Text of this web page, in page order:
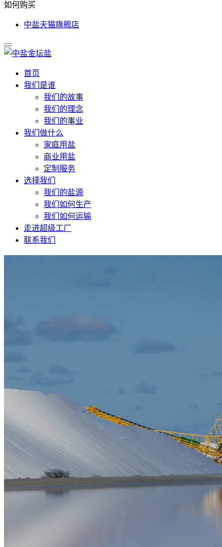
如何购买
中盐天猫旗舰店
首页
我们是谁
我们的故事
我们的理念
我们的事业
我们做什么
家庭用盐
商业用盐
定制服务
选择我们
我们的盐源
我们如何生产
我们如何运输
走进超级工厂
联系我们